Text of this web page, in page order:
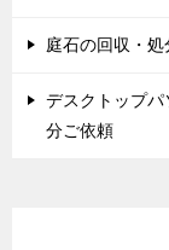
庭石の回収・
デスクトップ
分ご依頼